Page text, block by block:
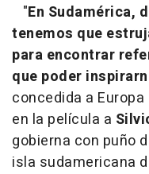
"En Sudamérica,
tenemos que
para encontrar
que poder
concedida a
en la película a
gobierna con puño
isla sudamericana